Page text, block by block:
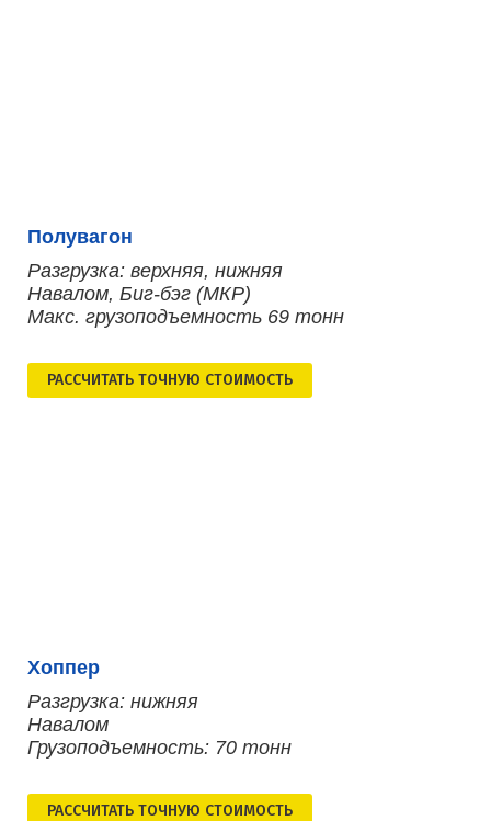
Полувагон
Разгрузка: верхняя, нижняя
Навалом, Биг-бэг (МКР)
Макс. грузоподъемность 69 тонн
РАСCЧИТАТЬ ТОЧНУЮ СТОИМОСТЬ
Хоппер
Разгрузка: нижняя
Навалом
Грузоподъемность: 70 тонн
РАСCЧИТАТЬ ТОЧНУЮ СТОИМОСТЬ